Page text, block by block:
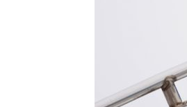
[속보]코스닥, 2.15포
[속보]코스피, 119.51
6월 경상수지 497.3억 달